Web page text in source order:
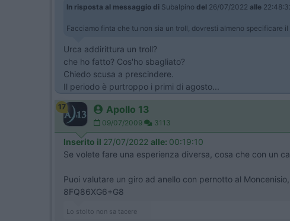
In risposta al messaggio di Subalpino del 26/07/2022 alle
Facciamo finta che tu non sia un troll, dovresti almeno specificare
Urca addirittura un troll?
che ho fatto? Cos'ho sbagliato?
Chiedo scusa a prescindere.
Il periodo è purtroppo i primi di agosto...
17 Apollo 13
09/07/2009 3113
Inserito il 27/07/2022 alle: 00:19:10
Se volete fare una esperienza diversa, cosa che con un
Puoi valutare un giro ad anello con pernotto al
8FQ86XG6+G8
Lo stolto non sa tacere